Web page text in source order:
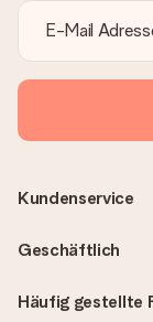
Häufig gestellte
Kundenservice
Geschäftlich